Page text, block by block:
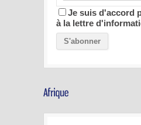
Je suis d'accord
à la lettre